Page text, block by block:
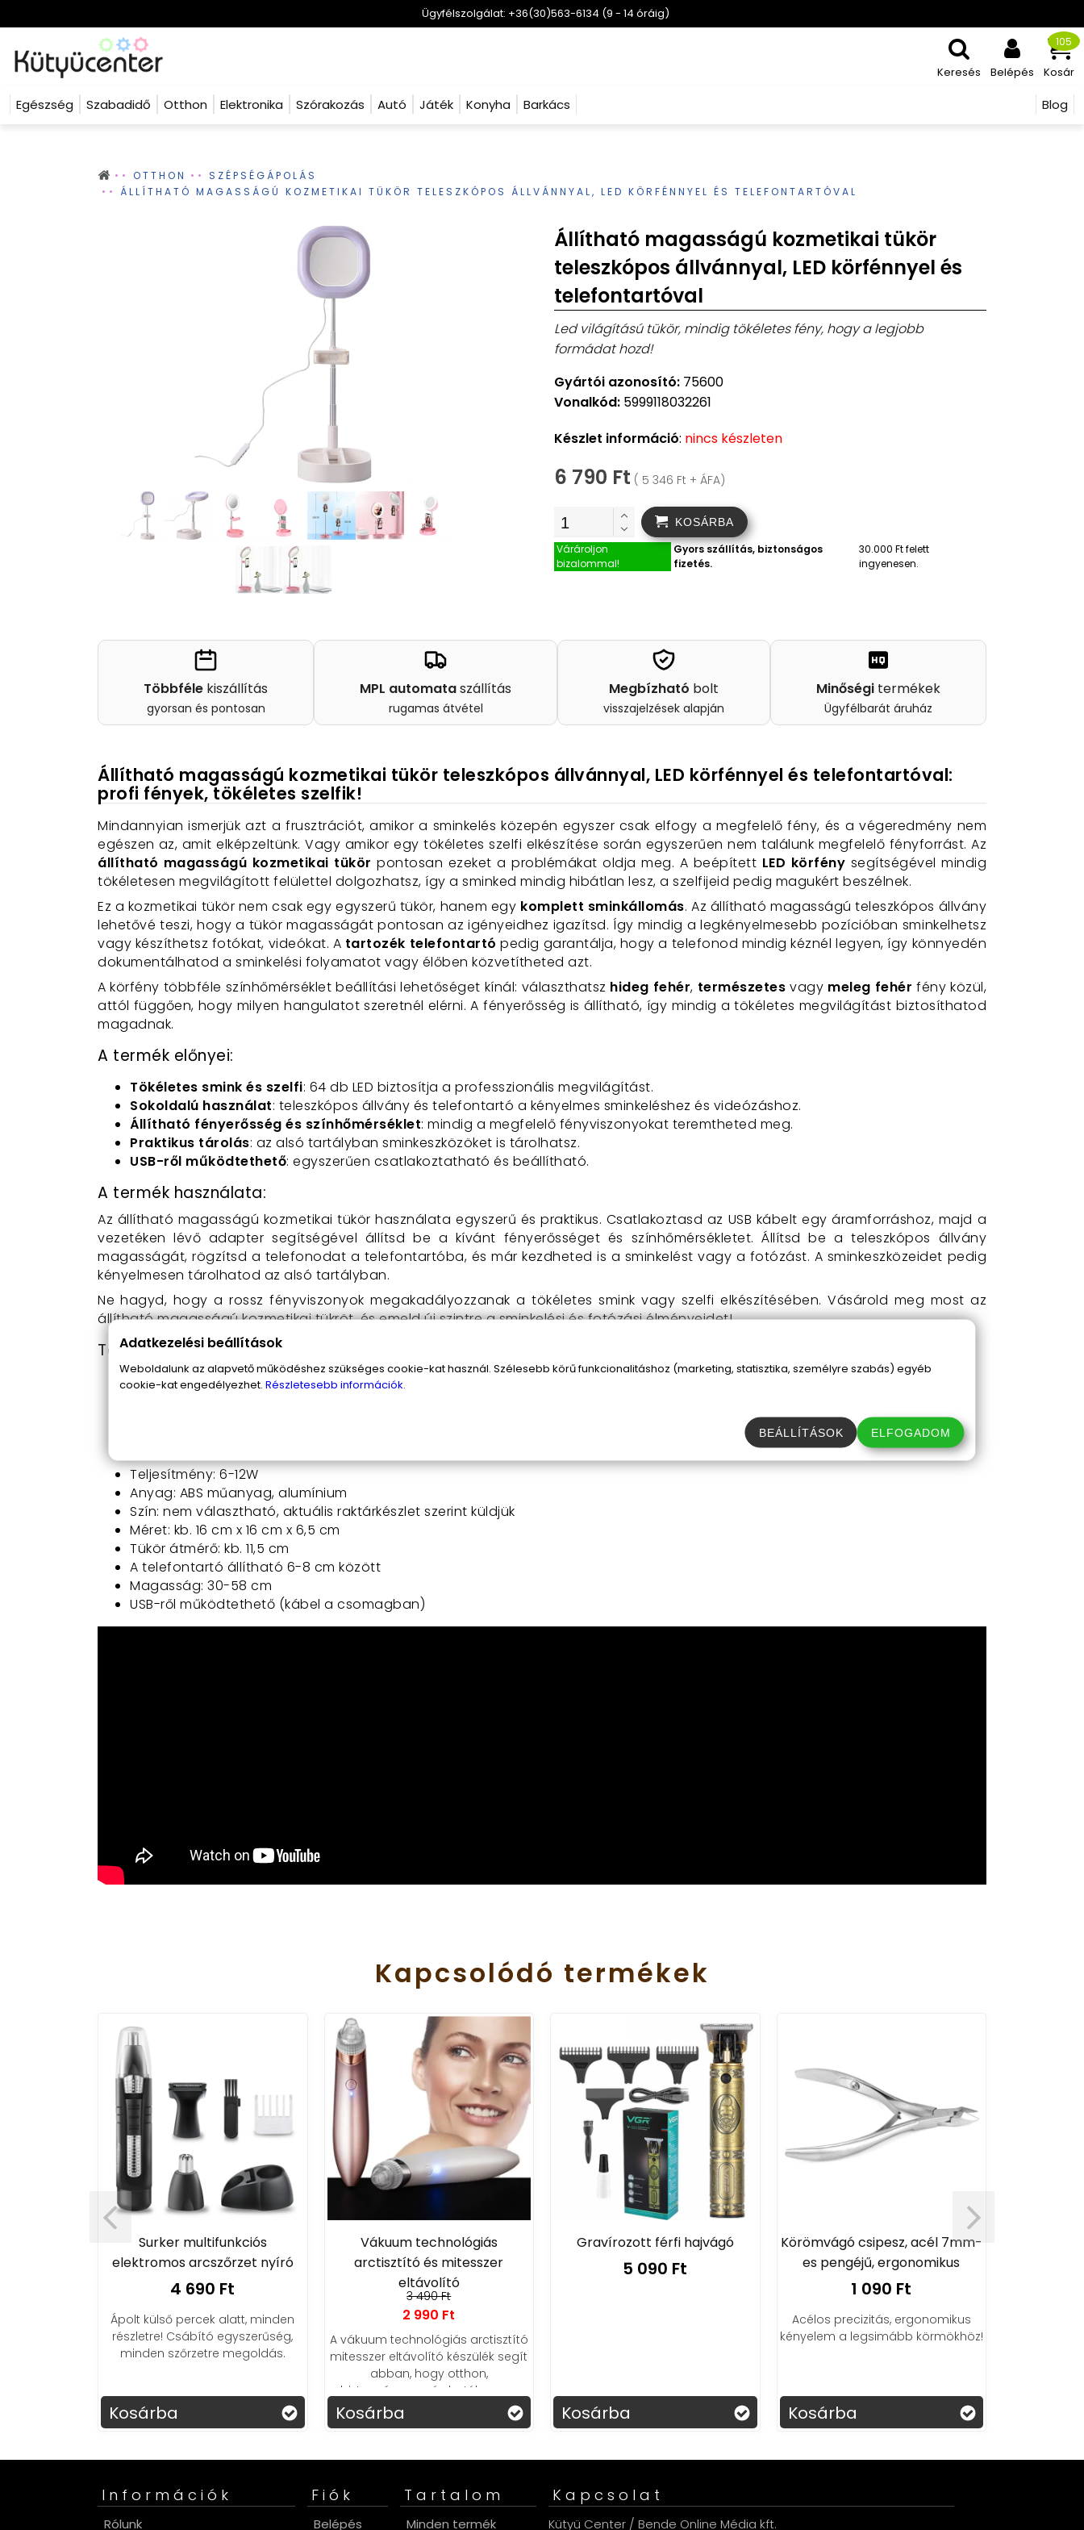
Ügyfélszolgálat: +36(30)563-6134 (9 - 14 óráig)
Keresés Belépés Kosár
105
Blog
Egészség Szabadidő Otthon Elektronika Szórakozás Autó Játék Konyha Barkács
OTTHON
SZÉPSÉGÁPOLÁS
ÁLLÍTHATÓ MAGASSÁGÚ KOZMETIKAI TÜKÖR TELESZKÓPOS ÁLLVÁNNYAL, LED KÖRFÉNNYEL ÉS TELEFONTARTÓVAL
Állítható magasságú kozmetikai tükör
teleszkópos állvánnyal, LED körfénnyel és
telefontartóval
Led világítású tükör, mindig tökéletes fény, hogy a legjobb
formádat hozd!
Gyártói azonosító: 75600
Vonalkód: 5999118032261
Készlet információ: nincs készleten
6 790 Ft ( 5 346 Ft + ÁFA)
KOSÁRBA
Várároljon
bizalommal!
Gyors szállítás, biztonságos
fizetés.
30.000 Ft felett
ingyenesen.
Többféle kiszállítás
gyorsan és pontosan
MPL automataszállítás
rugamas átvétel
Megbízható bolt
visszajelzések alapján
Minőségi termékek
Ügyfélbarát áruház
Állítható magasságú kozmetikai tükör teleszkópos állvánnyal, LED körfénnyel és telefontartóval:
profi fények, tökéletes szelfik!
Mindannyian ismerjük azt a frusztrációt, amikor a sminkelés közepén egyszer csak elfogy a megfelelő fény, és a végeredmény nem
egészen az, amit elképzeltünk. Vagy amikor egy tökéletes szelfi elkészítése során egyszerűen nem találunk megfelelő fényforrást. Az
állítható magasságú kozmetikai tükör pontosan ezeket a problémákat oldja meg. A beépített LED körfény segítségével mindig
tökéletesen megvilágított felülettel dolgozhatsz, így a sminked mindig hibátlan lesz, a szelfijeid pedig magukért beszélnek.
Ez a kozmetikai tükör nem csak egy egyszerű tükör, hanem egy komplett sminkállomás. Az állítható magasságú teleszkópos állvány
lehetővé teszi, hogy a tükör magasságát pontosan az igényeidhez igazítsd. Így mindig a legkényelmesebb pozícióban sminkelhetsz
vagy készíthetsz fotókat, videókat. A tartozék telefontartó pedig garantálja, hogy a telefonod mindig kéznél legyen, így könnyedén
dokumentálhatod a sminkelési folyamatot vagy élőben közvetítheted azt.
A körfény többféle színhőmérséklet beállítási lehetőséget kínál: választhatsz hideg fehér, természetes vagy meleg fehér fény közül,
attól függően, hogy milyen hangulatot szeretnél elérni. A fényerősség is állítható, így mindig a tökéletes megvilágítást biztosíthatod
magadnak.
A termék előnyei:
Tökéletes smink és szelfi: 64 db LED biztosítja a professzionális megvilágítást.
Sokoldalú használat: teleszkópos állvány és telefontartó a kényelmes sminkeléshez és videózáshoz.
Állítható fényerősség és színhőmérséklet: mindig a megfelelő fényviszonyokat teremtheted meg.
Praktikus tárolás: az alsó tartályban sminkeszközöket is tárolhatsz.
USB-ről működtethető: egyszerűen csatlakoztatható és beállítható.
A termék használata:
Az állítható magasságú kozmetikai tükör használata egyszerű és praktikus. Csatlakoztasd az USB kábelt egy áramforráshoz, majd a
vezetéken lévő adapter segítségével állítsd be a kívánt fényerősséget és színhőmérsékletet. Állítsd be a teleszkópos állvány
magasságát, rögzítsd a telefonodat a telefontartóba, és már kezdheted is a sminkelést vagy a fotózást. A sminkeszközeidet pedig
kényelmesen tárolhatod az alsó tartályban.
Ne hagyd, hogy a rossz fényviszonyok megakadályozzanak a tökéletes smink vagy szelfi elkészítésében. Vásárold meg most az
állítható magasságú kozmetikai tükröt, és emeld új szintre a sminkelési és fotózási élményeidet!
Termék jellemzők:
Kozmetikai tükör körfénnyel, teleszkópos állvánnyal
64 db LED
Teljesítmény: 6-12W
Anyag: ABS műanyag, alumínium
Szín: nem választható, aktuális raktárkészlet szerint küldjük
Méret: kb. 16 cm x 16 cm x 6,5 cm
Tükör átmérő: kb. 11,5 cm
A telefontartó állítható 6-8 cm között
Magasság: 30-58 cm
USB-ről működtethető (kábel a csomagban)
Kapcsolódó termékek
Surker multifunkciós
elektromos arcszőrzet nyíró
4 690 Ft
Ápolt külső percek alatt, minden
részletre! Csábító egyszerűség,
minden szőrzetre megoldás.
Kosárba
Vákuum technológiás
arctisztító és mitesszer
eltávolító
3 490 Ft
2 990 Ft
A vákuum technológiás arctisztító
mitesszer eltávolító készülék segít
abban, hogy otthon,
biztonságosan és hatékonyan
tisztítsd meg a pórusaidat.
Kosárba
Gravírozott férfi hajvágó
5 090 Ft
Kosárba
Körömvágó csipesz, acél 7mm-
es pengéjű, ergonomikus
1 090 Ft
Acélos precizitás, ergonomikus
kényelem a legsimább körmökhöz!
Kosárba
Információk
Rólunk
Fiók
Belépés
Tartalom
Minden termék
Kapcsolat
Kütyü Center / Bende Online Média kft.
Adatkezelési beállítások
Weboldalunk az alapvető működéshez szükséges cookie-kat használ. Szélesebb körű funkcionalitáshoz (marketing, statisztika, személyre szabás) egyéb
cookie-kat engedélyezhet. Részletesebb információk.
BEÁLLÍTÁSOK ELFOGADOM